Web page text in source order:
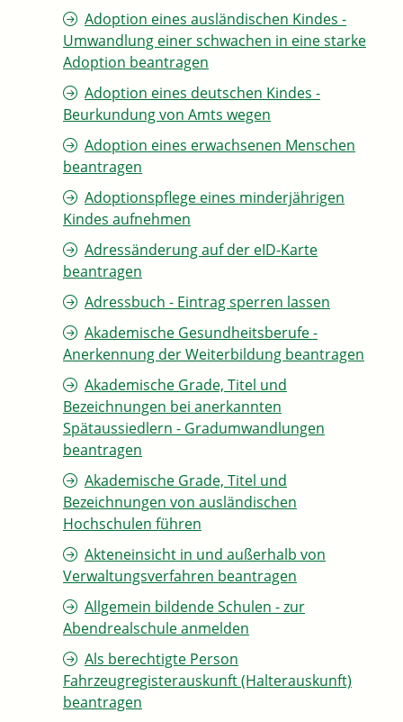
Adoption eines ausländischen Kindes -
Umwandlung einer schwachen in eine starke
Adoption beantragen
Adoption eines deutschen Kindes -
Beurkundung von Amts wegen
Adoption eines erwachsenen Menschen
beantragen
Adoptionspflege eines minderjährigen
Kindes aufnehmen
Adressänderung auf der eID-Karte
beantragen
Adressbuch - Eintrag sperren lassen
Akademische Gesundheitsberufe -
Anerkennung der Weiterbildung beantragen
Akademische Grade, Titel und
Bezeichnungen bei anerkannten
Spätaussiedlern - Gradumwandlungen
beantragen
Akademische Grade, Titel und
Bezeichnungen von ausländischen
Hochschulen führen
Akteneinsicht in und außerhalb von
Verwaltungsverfahren beantragen
Allgemein bildende Schulen - zur
Abendrealschule anmelden
Als berechtigte Person
Fahrzeugregisterauskunft (Halterauskunft)
beantragen